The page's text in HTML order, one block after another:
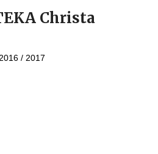
Christa
/ 2017